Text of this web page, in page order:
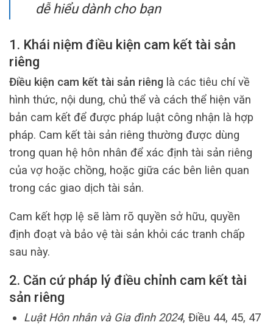
dễ hiểu dành cho bạn
1. Khái niệm điều kiện cam kết tài sản
riêng
Điều kiện cam kết tài sản riêng là các tiêu chí về
hình thức, nội dung, chủ thể và cách thể hiện văn
bản cam kết để được pháp luật công nhận là hợp
pháp. Cam kết tài sản riêng thường được dùng
trong quan hệ hôn nhân để xác định tài sản riêng
của vợ hoặc chồng, hoặc giữa các bên liên quan
trong các giao dịch tài sản.
Cam kết hợp lệ sẽ làm rõ quyền sở hữu, quyền
định đoạt và bảo vệ tài sản khỏi các tranh chấp
sau này.
2. Căn cứ pháp lý điều chỉnh cam kết tài
sản riêng
Luật Hôn nhân và Gia đình 2024, Điều 44, 45, 47